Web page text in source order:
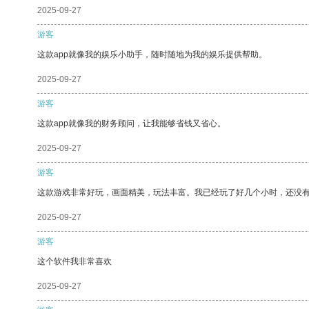
2025-09-27
游客
这款app就像我的娱乐小助手，随时随地为我的娱乐提供帮助。
2025-09-27
游客
这款app就像我的财务顾问，让我能够省钱又省心。
2025-09-27
游客
这款游戏非常好玩，画面精美，玩法丰富。我已经玩了好几个小时，还没
2025-09-27
游客
这个软件我非常喜欢
2025-09-27